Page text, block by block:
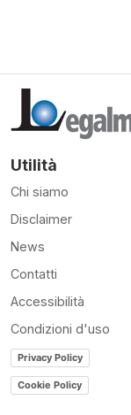
Utilità
Chi siamo
Disclaimer
News
Contatti
Accessibilità
Condizioni d'uso
Privacy Policy
Cookie Policy